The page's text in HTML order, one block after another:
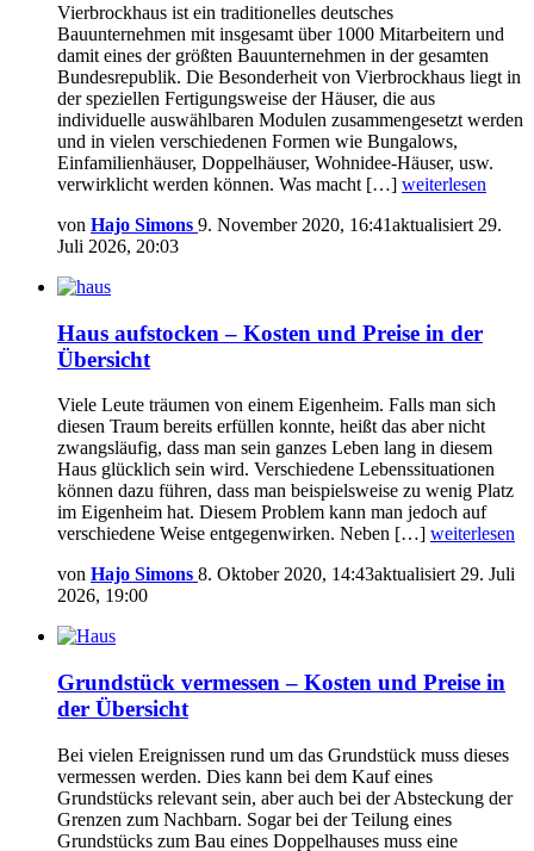
Vierbrockhaus ist ein traditionelles deutsches
Bauunternehmen mit insgesamt über 1000 Mitarbeitern und
damit eines der größten Bauunternehmen in der gesamten
Bundesrepublik. Die Besonderheit von Vierbrockhaus liegt in
der speziellen Fertigungsweise der Häuser, die aus
individuelle auswählbaren Modulen zusammengesetzt werden
und in vielen verschiedenen Formen wie Bungalows,
Einfamilienhäuser, Doppelhäuser, Wohnidee-Häuser, usw.
verwirklicht werden können. Was macht […] weiterlesen
von Hajo Simons 9. November 2020, 16:41aktualisiert 29.
Juli 2026, 20:03
Haus aufstocken – Kosten und Preise in der
Übersicht
Viele Leute träumen von einem Eigenheim. Falls man sich
diesen Traum bereits erfüllen konnte, heißt das aber nicht
zwangsläufig, dass man sein ganzes Leben lang in diesem
Haus glücklich sein wird. Verschiedene Lebenssituationen
können dazu führen, dass man beispielsweise zu wenig Platz
im Eigenheim hat. Diesem Problem kann man jedoch auf
verschiedene Weise entgegenwirken. Neben […] weiterlesen
von Hajo Simons 8. Oktober 2020, 14:43aktualisiert29. Juli
2026, 19:00
Grundstück vermessen – Kosten und Preise in
der Übersicht
Bei vielen Ereignissen rund um das Grundstück muss dieses
vermessen werden. Dies kann bei dem Kauf eines
Grundstücks relevant sein, aber auch bei der Absteckung der
Grenzen zum Nachbarn. Sogar bei der Teilung eines
Grundstücks zum Bau eines Doppelhauses muss eine